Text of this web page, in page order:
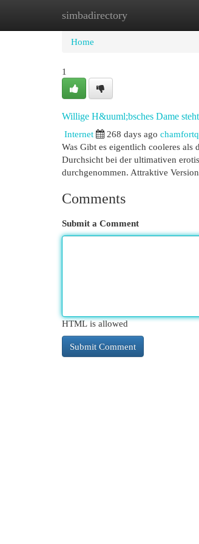
simbadirectory
Home New Site Listings
Home
1
Willige H&uuml;bsches Dame
Internet
268 days ago
Was Gibt es eigentlich cooleres als
Durchsicht bei der ultimativen
durchgenommen. Attraktive
Comments
Submit a Comment
HTML is allowed